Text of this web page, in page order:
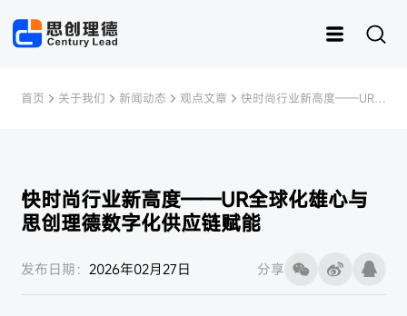
运动 女装 男装
思创RFID 灵创RFID
首页 关于我们 新闻动态 观点文章
快时尚行业新高度——UR全
快时尚行业新高度——UR全球化雄心与
思创理德数字化供应链赋能
发布日期： 2026年02月27日 分享